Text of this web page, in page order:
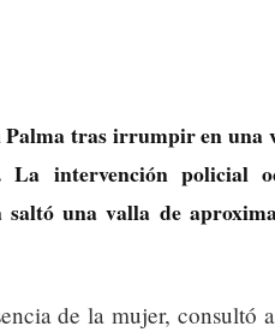
tras irrumpir en una
La intervención policial
saltó una valla de
de la mujer, consultó